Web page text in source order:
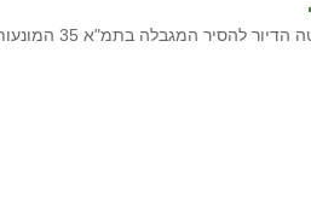
האיחוד החקלאי קורא למטה הדיור להסיר המגבלה בתמ"א